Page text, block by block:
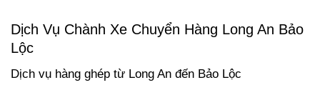
Dịch Vụ Chành Xe Chuyển Hàng Long An Bảo
Lộc
Dịch vụ hàng ghép từ Long An đến Bảo Lộc